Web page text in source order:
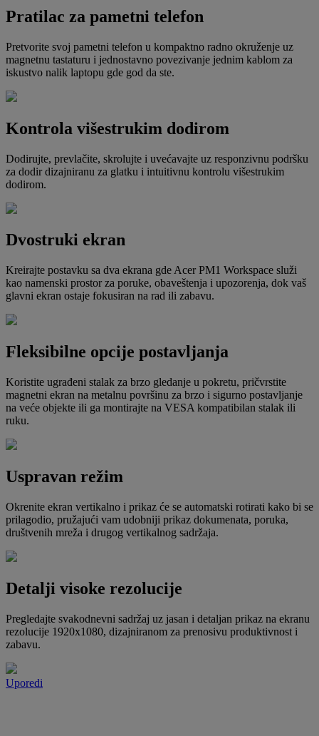
Pratilac za pametni telefon
Pretvorite svoj pametni telefon u kompaktno radno okruženje uz
magnetnu tastaturu i jednostavno povezivanje jednim kablom za
iskustvo nalik laptopu gde god da ste.
Kontrola višestrukim dodirom
Dodirujte, prevlačite, skrolujte i uvećavajte uz responzivnu podršku
za dodir dizajniranu za glatku i intuitivnu kontrolu višestrukim
dodirom.
Dvostruki ekran
Kreirajte postavku sa dva ekrana gde Acer PM1 Workspace služi
kao namenski prostor za poruke, obaveštenja i upozorenja, dok vaš
glavni ekran ostaje fokusiran na rad ili zabavu.
Fleksibilne opcije postavljanja
Koristite ugrađeni stalak za brzo gledanje u pokretu, pričvrstite
magnetni ekran na metalnu površinu za brzo i sigurno postavljanje
na veće objekte ili ga montirajte na VESA kompatibilan stalak ili
ruku.
Uspravan režim
Okrenite ekran vertikalno i prikaz će se automatski rotirati kako bi se
prilagodio, pružajući vam udobniji prikaz dokumenata, poruka,
društvenih mreža i drugog vertikalnog sadržaja.
Detalji visoke rezolucije
Pregledajte svakodnevni sadržaj uz jasan i detaljan prikaz na ekranu
rezolucije 1920x1080, dizajniranom za prenosivu produktivnost i
zabavu.
Uporedi